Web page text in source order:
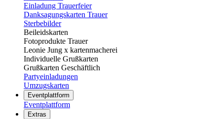
Einladung Trauerfeier
Danksagungskarten Trauer
Sterbebilder
Beileidskarten
Fotoprodukte Trauer
Leonie Jung x kartenmacherei
Individuelle Grußkarten
Grußkarten Geschäftlich
Partyeinladungen
Umzugskarten
Eventplattform
Eventplattform
Extras